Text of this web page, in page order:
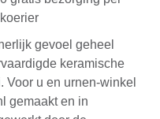
gevoel geheel
keramische
Voor u en urnen-winkel
gemaakt en in